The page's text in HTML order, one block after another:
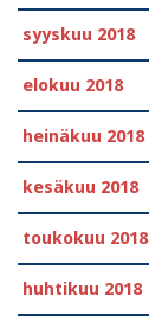
syyskuu 2018
elokuu 2018
heinäkuu 2018
kesäkuu 2018
toukokuu 2018
huhtikuu 2018